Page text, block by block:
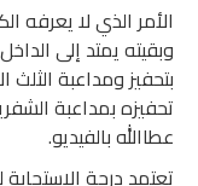
الأمر الذي لا يعرفه
وبقيته يمتد إلى
بتحفيز ومداعبة
تحفيزه بمداعبة
عطاالله بالفيديو.
تعتمد درجة الاستجابة